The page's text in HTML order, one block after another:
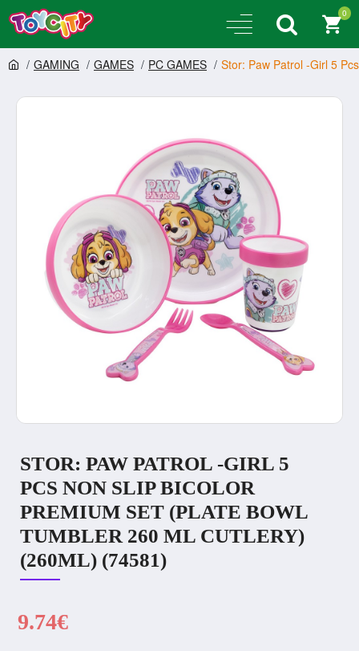
0
GAMING GAMES PC GAMES Stor: Paw Patrol -Girl 5
STOR: PAW PATROL -GIRL 5
PCS NON SLIP BICOLOR
PREMIUM SET (PLATE BOWL
TUMBLER 260 ML CUTLERY)
(260ML) (74581)
9.74€